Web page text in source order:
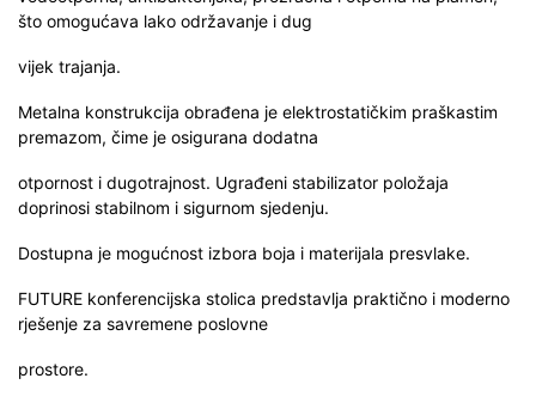
što omogućava lako održavanje i dug
vijek trajanja.
Metalna konstrukcija obrađena je elektrostatičkim praškastim
premazom, čime je osigurana dodatna
otpornost i dugotrajnost. Ugrađeni stabilizator položaja
doprinosi stabilnom i sigurnom sjedenju.
Dostupna je mogućnost izbora boja i materijala presvlake.
FUTURE konferencijska stolica predstavlja praktično i moderno
rješenje za savremene poslovne
prostore.